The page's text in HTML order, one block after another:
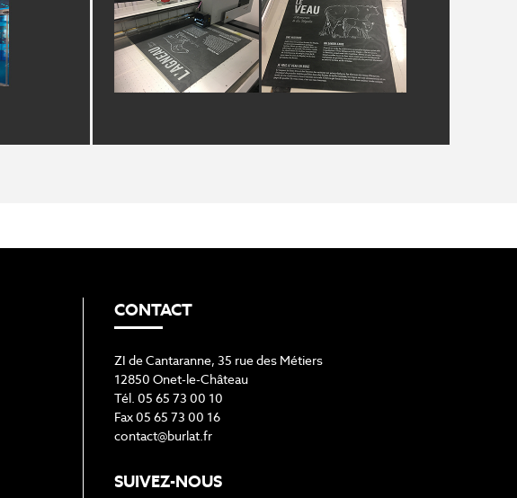
CONTACT
ZI de Cantaranne, 35 rue des Métiers
12850 Onet-le-Château
Tél. 05 65 73 00 10
Fax 05 65 73 00 16
contact@burlat.fr
SUIVEZ-NOUS